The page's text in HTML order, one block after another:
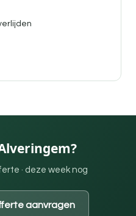
· deze week nog
aanvragen